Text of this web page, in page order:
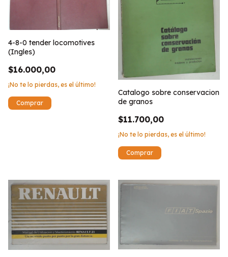
4-8-0 tender locomotives
(Ingles)
$16.000,00
¡No te lo pierdas, es el último!
Catalogo sobre conservacion
de granos
$11.700,00
¡No te lo pierdas, es el último!